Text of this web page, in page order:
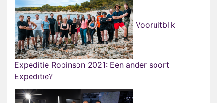
Vooruitblik
Expeditie Robinson 2021: Een ander soort
Expeditie?